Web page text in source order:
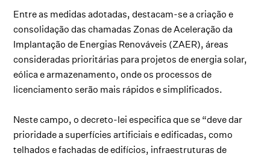
Entre as medidas adotadas, destacam-se a criação e
consolidação das chamadas Zonas de Aceleração da
Implantação de Energias Renováveis (ZAER), áreas
consideradas prioritárias para projetos de energia solar,
eólica e armazenamento, onde os processos de
licenciamento serão mais rápidos e simplificados.
Neste campo, o decreto-lei especifica que se “deve dar
prioridade a superfícies artificiais e edificadas, como
telhados e fachadas de edifícios, infraestruturas de